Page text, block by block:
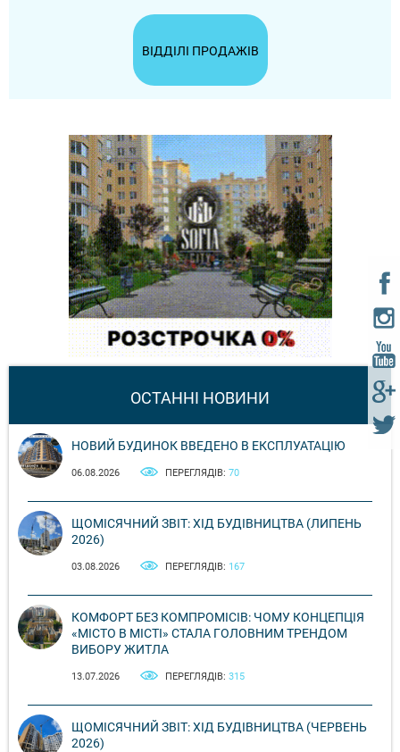
ВІДДІЛІ ПРОДАЖІВ
ОСТАННІ НОВИНИ
НОВИЙ БУДИНОК ВВЕДЕНО В ЕКСПЛУАТАЦІЮ
06.08.2026 ПЕРЕГЛЯДІВ: 70
ЩОМІСЯЧНИЙ ЗВІТ: ХІД БУДІВНИЦТВА (ЛИПЕНЬ
2026)
03.08.2026 ПЕРЕГЛЯДІВ: 167
КОМФОРТ БЕЗ КОМПРОМІСІВ: ЧОМУ КОНЦЕПЦІЯ
«МІСТО В МІСТІ» СТАЛА ГОЛОВНИМ ТРЕНДОМ
ВИБОРУ ЖИТЛА
13.07.2026 ПЕРЕГЛЯДІВ: 315
ЩОМІСЯЧНИЙ ЗВІТ: ХІД БУДІВНИЦТВА (ЧЕРВЕНЬ
2026)